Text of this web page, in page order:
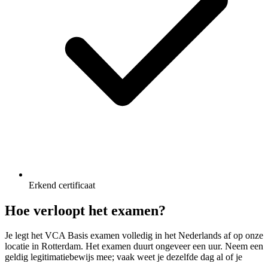
Erkend certificaat
Hoe verloopt het examen?
Je legt het VCA Basis examen volledig in het Nederlands af op onze
locatie in Rotterdam. Het examen duurt ongeveer een uur. Neem een
geldig legitimatiebewijs mee; vaak weet je dezelfde dag al of je